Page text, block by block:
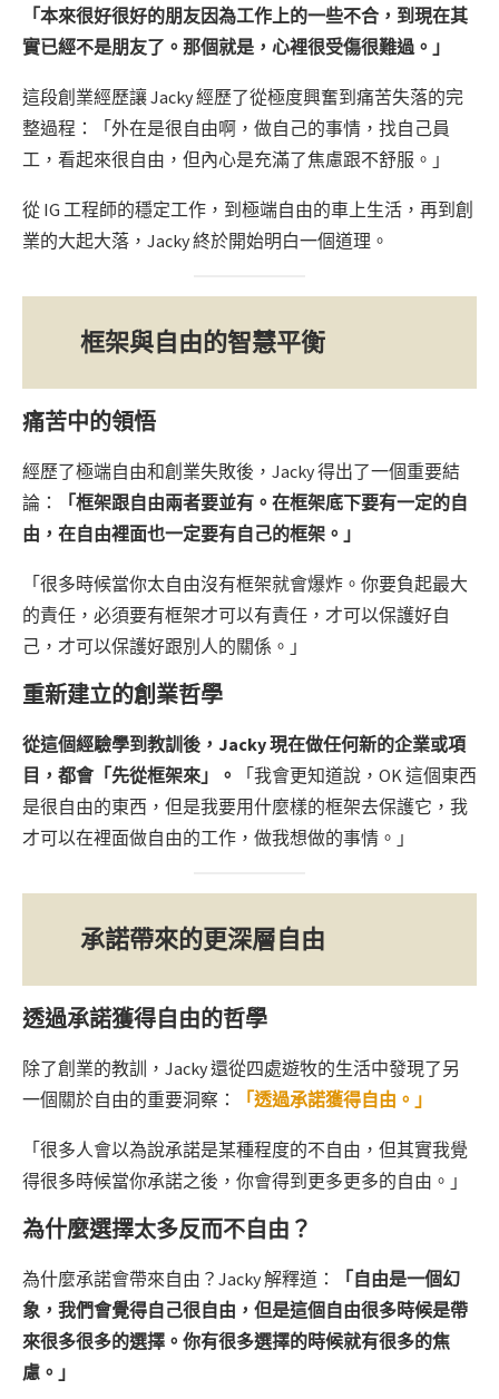
「本來很好很好的朋友因為工作上的一些不合，到現在其
實已經不是朋友了。那個就是，心裡很受傷很難過。」
這段創業經歷讓 Jacky 經歷了從極度興奮到痛苦失落的完
整過程：「外在是很自由啊，做自己的事情，找自己員
工，看起來很自由，但內心是充滿了焦慮跟不舒服。」
從 IG 工程師的穩定工作，到極端自由的車上生活，再到創
業的大起大落，Jacky 終於開始明白一個道理。
框架與自由的智慧平衡
痛苦中的領悟
經歷了極端自由和創業失敗後，Jacky 得出了一個重要結
論：
「框架跟自由兩者要並有。在框架底下要有一定的自
由，在自由裡面也一定要有自己的框架。」
「很多時候當你太自由沒有框架就會爆炸。你要負起最大
的責任，必須要有框架才可以有責任，才可以保護好自
己，才可以保護好跟別人的關係。」
重新建立的創業哲學
從這個經驗學到教訓後，Jacky 現在做任何新的企業或項
目，都會「先從框架來」。
「我會更知道說，OK 這個東西
是很自由的東西，但是我要用什麼樣的框架去保護它，我
才可以在裡面做自由的工作，做我想做的事情。」
承諾帶來的更深層自由
透過承諾獲得自由的哲學
除了創業的教訓，Jacky 還從四處遊牧的生活中發現了另
一個關於自由的重要洞察：
「透過承諾獲得自由。」
「很多人會以為說承諾是某種程度的不自由，但其實我覺
得很多時候當你承諾之後，你會得到更多更多的自由。」
為什麼選擇太多反而不自由？
為什麼承諾會帶來自由？Jacky 解釋道：
「自由是一個幻
象，我們會覺得自己很自由，但是這個自由很多時候是帶
來很多很多的選擇。你有很多選擇的時候就有很多的焦
慮。」